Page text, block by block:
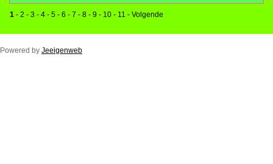
1 - 2 - 3 - 4 - 5 - 6 - 7 - 8 - 9 - 10 - 11 - Volgende
Powered by Jeeigenweb